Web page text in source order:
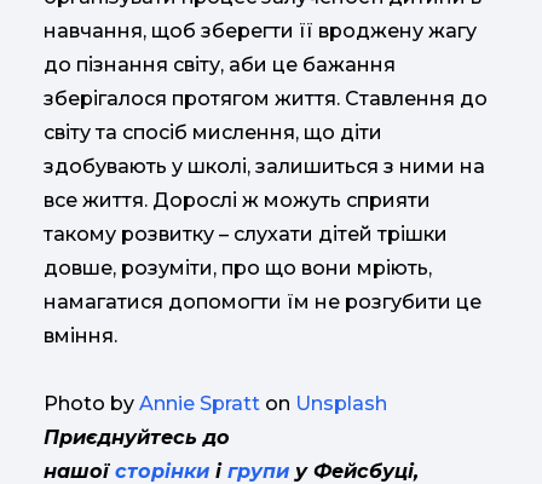
навчання, щоб зберегти її вроджену жагу
до пізнання світу, аби це бажання
зберігалося протягом життя. Ставлення до
світу та спосіб мислення, що діти
здобувають у школі, залишиться з ними на
все життя. Дорослі ж можуть сприяти
такому розвитку – слухати дітей трішки
довше, розуміти, про що вони мріють,
намагатися допомогти їм не розгубити це
вміння.
Photo by Annie Spratt on Unsplash
Приєднуйтесь до
нашої сторінки і групи у Фейсбуці,